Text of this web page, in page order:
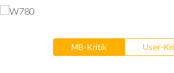
MB-Kritik User-